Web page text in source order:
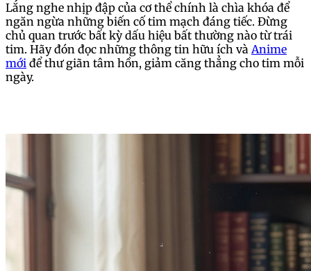
Lắng nghe nhịp đập của cơ thể chính là chìa khóa để
ngăn ngừa những biến cố tim mạch đáng tiếc. Đừng
chủ quan trước bất kỳ dấu hiệu bất thường nào từ trái
tim. Hãy đón đọc những thông tin hữu ích và Anime
mới để thư giãn tâm hồn, giảm căng thẳng cho tim mỗi
ngày.